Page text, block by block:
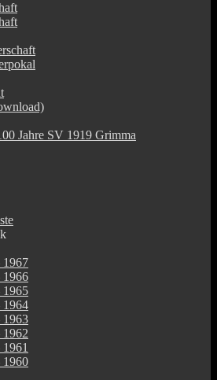
Jahre SV 1919 Grimma
1967
1966
1965
1964
1963
1962
1961
1960